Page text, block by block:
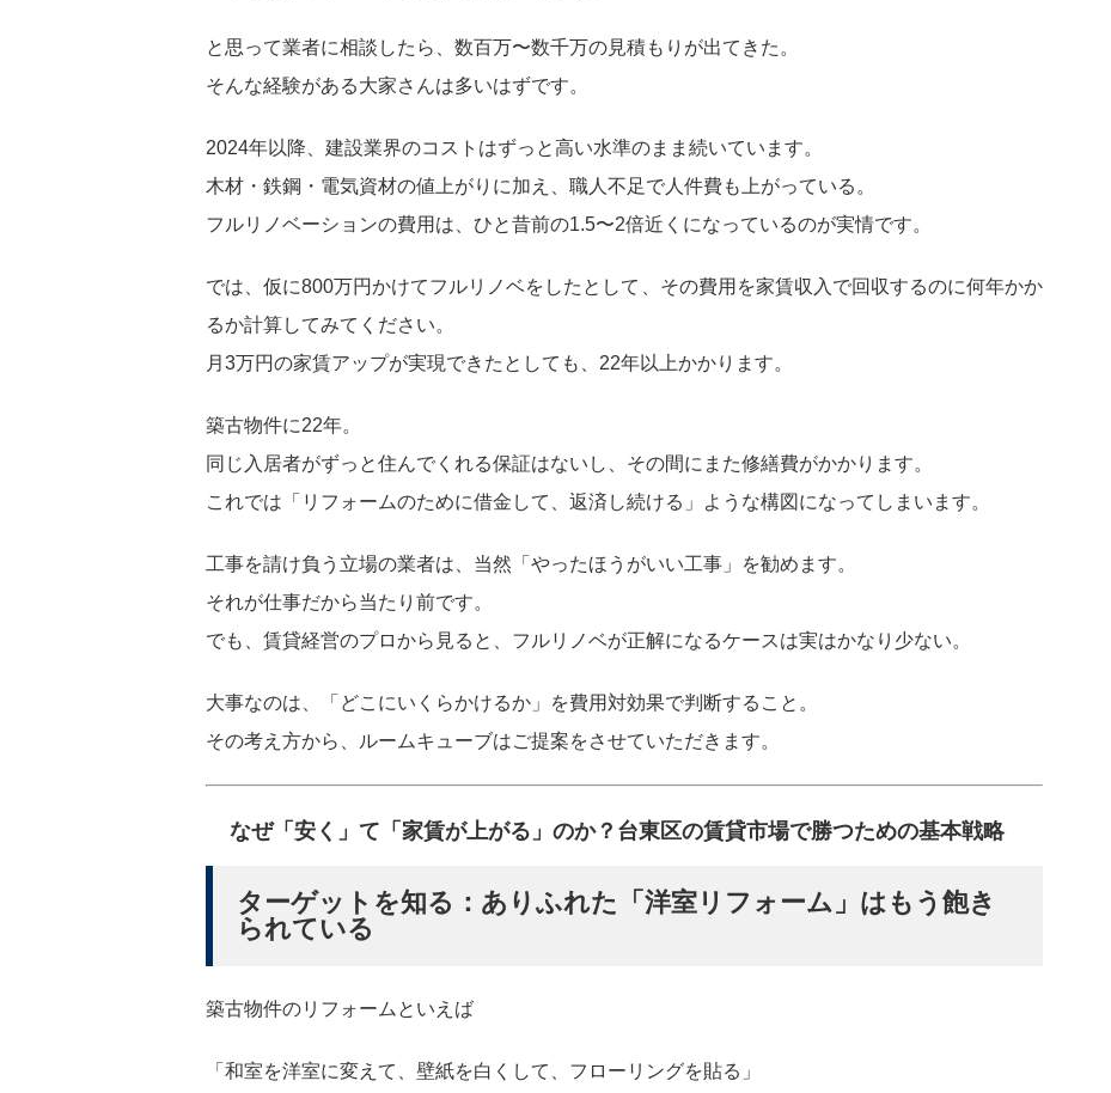
と思って業者に相談したら、数百万〜数千万の見積もりが出てきた。
そんな経験がある大家さんは多いはずです。
2024年以降、建設業界のコストはずっと高い水準のまま続いています。
木材・鉄鋼・電気資材の値上がりに加え、職人不足で人件費も上がっている。
フルリノベーションの費用は、ひと昔前の1.5〜2倍近くになっているのが実情です。
では、仮に800万円かけてフルリノベをしたとして、その費用を家賃収入で回収するのに何年かか
るか計算してみてください。
月3万円の家賃アップが実現できたとしても、 22年以上かかります。
築古物件に22年。
同じ入居者がずっと住んでくれる保証はないし、その間にまた修繕費がかかります。
これでは「リフォームのために借金して、返済し続ける」ような構図になってしまいます。
工事を請け負う立場の業者は、当然「やったほうがいい工事」を勧めます。
それが仕事だから当たり前です。
でも、 賃貸経営のプロから見ると、フルリノベが正解になるケースは実はかなり少ない。
大事なのは、「どこにいくらかけるか」を費用対効果で判断すること。
その考え方から、ルームキューブはご提案をさせていただきます。
なぜ「安く」て「家賃が上がる」のか？台東区の賃貸市場で勝つための基本戦略
ターゲットを知る：ありふれた「洋室リフォーム」はもう飽き
られている
築古物件のリフォームといえば
「和室を洋室に変えて、壁紙を白くして、フローリングを貼る」